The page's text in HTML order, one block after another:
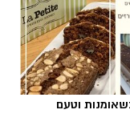
רמת גן, זיסמן
של מכבי
קבוצת כנען רמת-גן, שנחנך ב-1993, עובר בימים
המשחקים
וטעם